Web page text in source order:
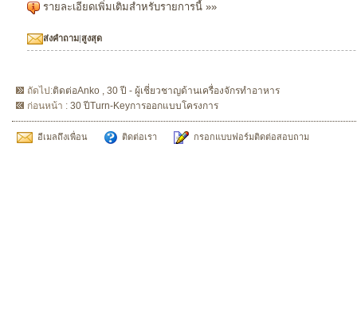
รายละเอียดเพิ่มเติมสำหรับรายการนี้ »»
ส่งคำถาม|สูงสุด
ถัดไป:ติดต่อAnko , 30 ปี - ผู้เชี่ยวชาญด้านเครื่องจักรทำอาหาร
ก่อนหน้า : 30 ปีTurn-Keyการออกแบบโครงการ
อีเมลถึงเพื่อน ติดต่อเรา กรอกแบบฟอร์มติดต่อสอบถาม